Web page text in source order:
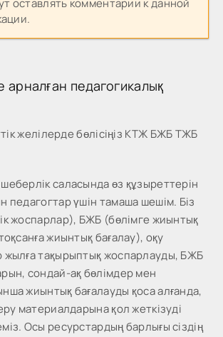
оставлять комментарии к данной
арналған педагогикалық
желілерде бөлісіңіз КТЖ БЖБ ТЖБ
саласында өз құзыреттерін
педагогтар үшін тамаша шешім. Біз
жоспарлар), БЖБ (бөлімге жиынтық
жиынтық бағалау), оқу
жылға тақырыптық жоспарлауды, БЖБ
сондай-ақ бөлімдер мен
жиынтық бағалауды қоса алғанда,
материалдарына қол жеткізуді
Осы ресурстардың барлығы сіздің